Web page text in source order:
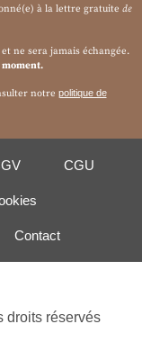
à la lettre gratuite de
ne sera jamais échangée.
moment.
notre politique de
CGU
Contact
droits réservés